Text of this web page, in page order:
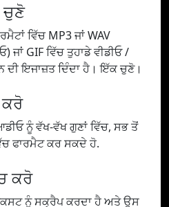
ਚੁਣੋ
ਵਿੱਚ MP3 ਜਾਂ WAV
ਜਾਂ GIF ਵਿੱਚ ਤੁਹਾਡੇ ਵੀਡੀਓ /
ਦੀ ਇਜਾਜ਼ਤ ਦਿੰਦਾ ਹੈ। ਇੱਕ ਚੁਣੋ।
ਕਰੋ
ਨੂੰ ਵੱਖ-ਵੱਖ ਗੁਣਾਂ ਵਿੱਚ, ਸਭ ਤੋਂ
ਫਾਰਮੈਟ ਕਰ ਸਕਦੇ ਹੋ.
ਕਰੋ
ਨੂੰ ਸਕ੍ਰੈਪ ਕਰਦਾ ਹੈ ਅਤੇ ਉਸ